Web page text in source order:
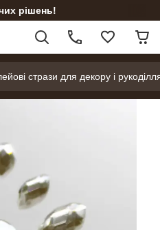
рішень!
стрази для декору і